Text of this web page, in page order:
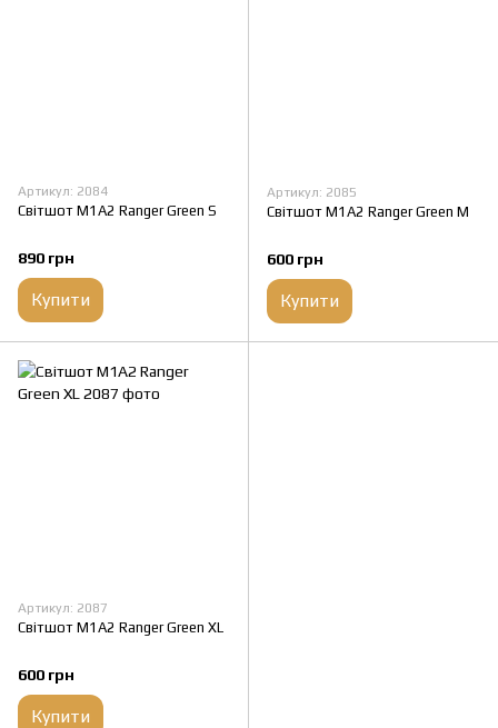
Артикул: 2084
Світшот M1A2 Ranger Green S
890 грн
Купити
Артикул: 2085
Світшот M1A2 Ranger Green M
600 грн
Купити
Артикул: 2087
Світшот M1A2 Ranger Green XL
600 грн
Купити